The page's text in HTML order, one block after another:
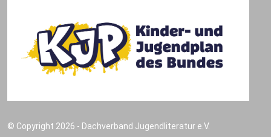
© Copyright 2026 - Dachverband Jugendliteratur e.V.